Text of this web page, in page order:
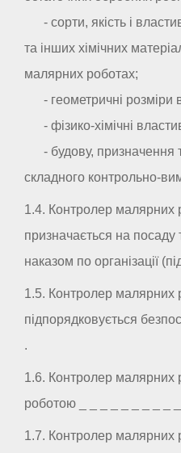
- сорти, якість і
та інших хімічних
малярних роботах;
- геометричні розміри
- фізико-хімічні
- будову, призначення
складного контрольно-
1.4. Контролер малярних
призначається на посаду
наказом по організації
1.5. Контролер малярних
підпорядковується
.
1.6. Контролер малярних
роботою _ _ _ _ _ _ _ _ _
1.7. Контролер малярних